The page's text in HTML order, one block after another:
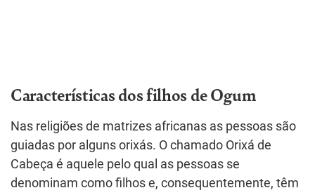
Características dos filhos de Ogum
Nas religiões de matrizes africanas as pessoas são
guiadas por alguns orixás. O chamado Orixá de
Cabeça é aquele pelo qual as pessoas se
denominam como filhos e, consequentemente, têm